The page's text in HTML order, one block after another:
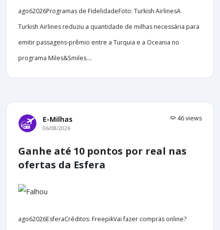
ago62026Programas de FidelidadeFoto: Turkish AirlinesA
Turkish Airlines reduziu a quantidade de milhas necessária para
emitir passagens-prêmio entre a Turquia e a Oceania no
programa Miles&Smiles....
E-Milhas 46 views
06/08/2026
Ganhe até 10 pontos por real nas
ofertas da Esfera
ago62026EsferaCréditos: FreepikVai fazer compras online?